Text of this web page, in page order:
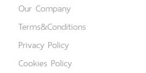
Our Company
Terms&Conditions
Privacy Policy
Cookies Policy